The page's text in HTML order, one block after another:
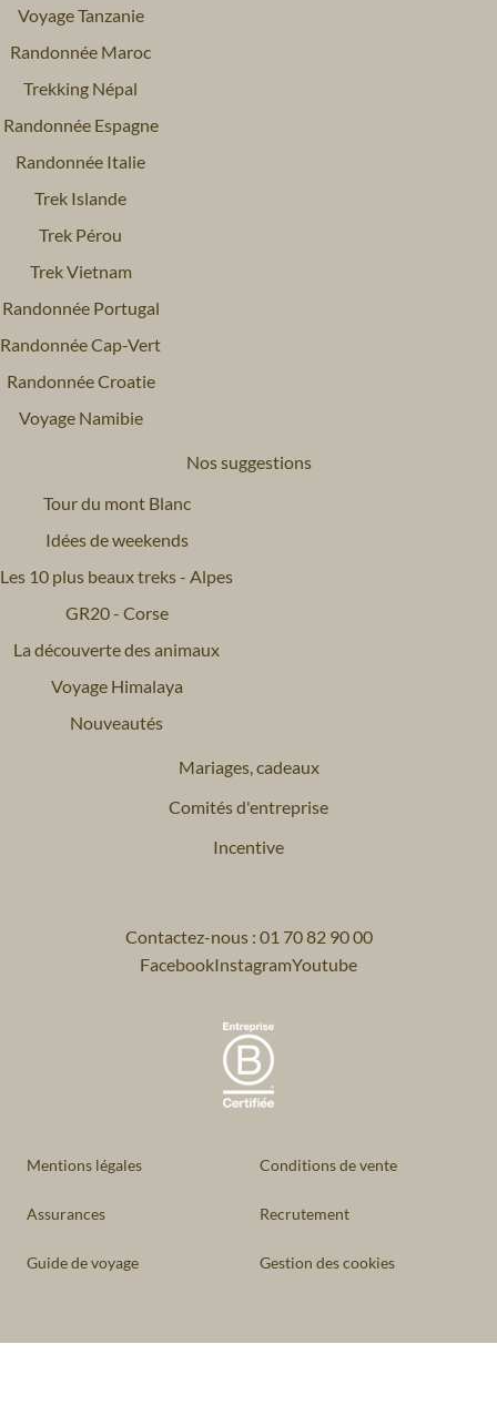
Voyage Tanzanie
Randonnée Maroc
Trekking Népal
Randonnée Espagne
Randonnée Italie
Trek Islande
Trek Pérou
Trek Vietnam
Randonnée Portugal
Randonnée Cap-Vert
Randonnée Croatie
Voyage Namibie
Nos suggestions
Tour du mont Blanc
Idées de weekends
Les 10 plus beaux treks - Alpes
GR20 - Corse
La découverte des animaux
Voyage Himalaya
Nouveautés
Mariages, cadeaux
Comités d'entreprise
Incentive
Contactez-nous : 01 70 82 90 00
FacebookInstagramYoutube
Mentions légales Conditions de vente
Assurances Recrutement
Guide de voyage Gestion des cookies